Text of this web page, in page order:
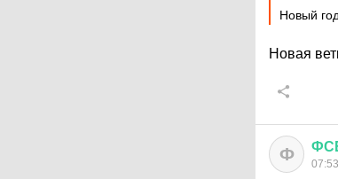
Новый
Новая
Ф